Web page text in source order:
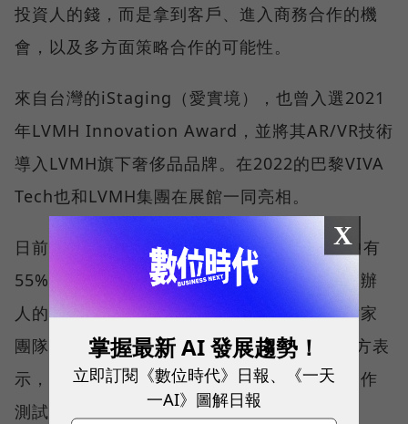
投資人的錢，而是拿到客戶、進入商務合作的機
會，以及多方面策略合作的可能性。
來自台灣的iStaging（愛實境），也曾入選2021
年LVMH Innovation Award，並將其AR/VR技術
導入LVMH旗下奢侈品品牌。在2022的巴黎VIVA
Tech也和LVMH集團在展館一同亮相。
日前公布入選的第七期的團隊共有23個，其中有
55%的團隊來自世界各國、由女性擔任共同創辦
人的團隊也佔了22%。入選團隊的領域，有六家
團隊都選擇發展永續、ESG等領域，LVMH官方表
示，許多團隊在入選後已經進入與旗下品牌合作
測試的階段。
X
掌握最新 AI 發展趨勢！
立即訂閱《數位時代》日報、《一天
一AI》圖解日報